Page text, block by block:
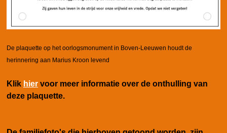
De plaquette op het oorlogsmonument in Boven-Leeuwen houdt de
herinnering aan Marius Kroon levend
Klik hier voor meer informatie over de onthulling van
deze plaquette.